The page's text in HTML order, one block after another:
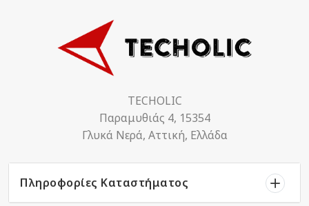
TECHOLIC
Παραμυθιάς 4, 15354
Γλυκά Νερά, Αττική, Ελλάδα
Πληροφορίες Καταστήματος